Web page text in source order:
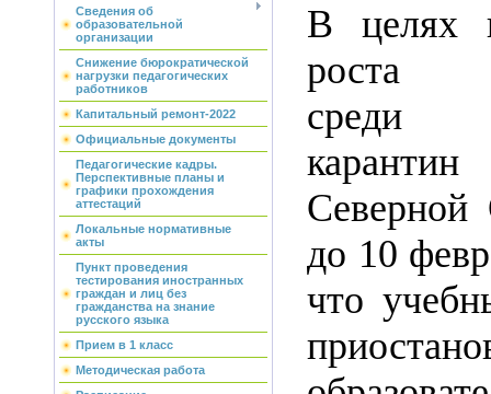
Сведения об
образовательной
организации
Снижение бюрократической
нагрузки педагогических
работников
Капитальный ремонт-2022
Официальные документы
Педагогические кадры.
Перспективные планы и
графики прохождения
аттестаций
Локальные нормативные
акты
Пункт проведения
тестирования иностранных
граждан и лиц без
гражданства на знание
русского языка
Прием в 1 класс
Методическая работа
В целях
роста
среди
Северной
до 10
что